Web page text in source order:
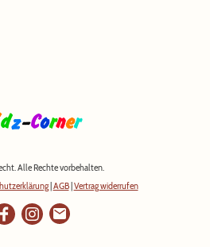
Alle Rechte vorbehalten.
| AGB| Vertrag widerrufen